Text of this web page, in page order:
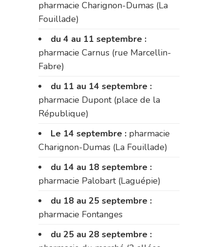
pharmacie Charignon-Dumas (La
Fouillade)
du 4 au 11 septembre :
pharmacie Carnus (rue Marcellin-
Fabre)
du 11 au 14 septembre :
pharmacie Dupont (place de la
République)
Le 14 septembre : pharmacie
Charignon-Dumas (La Fouillade)
du 14 au 18 septembre :
pharmacie Palobart (Laguépie)
du 18 au 25 septembre :
pharmacie Fontanges
du 25 au 28 septembre :